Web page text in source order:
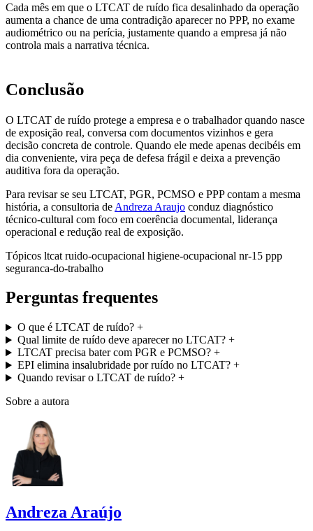
Cada mês em que o LTCAT de ruído fica desalinhado da operação
aumenta a chance de uma contradição aparecer no PPP, no exame
audiométrico ou na perícia, justamente quando a empresa já não
controla mais a narrativa técnica.
Conclusão
O LTCAT de ruído protege a empresa e o trabalhador quando nasce
de exposição real, conversa com documentos vizinhos e gera
decisão concreta de controle. Quando ele mede apenas decibéis em
dia conveniente, vira peça de defesa frágil e deixa a prevenção
auditiva fora da operação.
Para revisar se seu LTCAT, PGR, PCMSO e PPP contam a mesma
história, a consultoria de Andreza Araujo conduz diagnóstico
técnico-cultural com foco em coerência documental, liderança
operacional e redução real de exposição.
Tópicos ltcat ruido-ocupacional higiene-ocupacional nr-15 ppp
seguranca-do-trabalho
Perguntas frequentes
O que é LTCAT de ruído?+
Qual limite de ruído deve aparecer no LTCAT?+
LTCAT precisa bater com PGR e PCMSO?+
EPI elimina insalubridade por ruído no LTCAT?+
Quando revisar o LTCAT de ruído?+
Sobre a autora
Andreza Araújo